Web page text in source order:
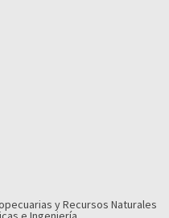
y Recursos Naturales